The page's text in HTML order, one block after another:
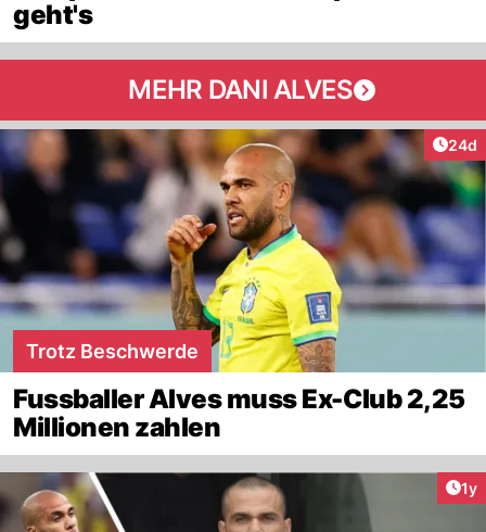
geht's
MEHR DANI ALVES
24d
Trotz Beschwerde
Fussballer Alves muss Ex-Club 2,25
Millionen zahlen
1y